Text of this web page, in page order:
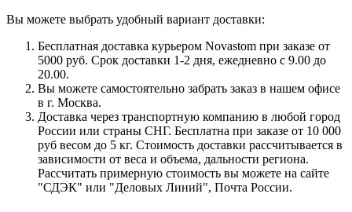
Вы можете выбрать удобный вариант доставки:
Бесплатная доставка курьером Novastom при заказе от
5000 руб. Срок доставки 1-2 дня, ежедневно с 9.00 до
20.00.
Вы можете самостоятельно забрать заказ в нашем офисе
в г. Москва.
Доставка через транспортную компанию в любой город
России или страны СНГ. Бесплатна при заказе от 10 000
руб весом до 5 кг. Стоимость доставки рассчитывается в
зависимости от веса и объема, дальности региона.
Рассчитать примерную стоимость вы можете на сайте
"СДЭК" или "Деловых Линий", Почта России.